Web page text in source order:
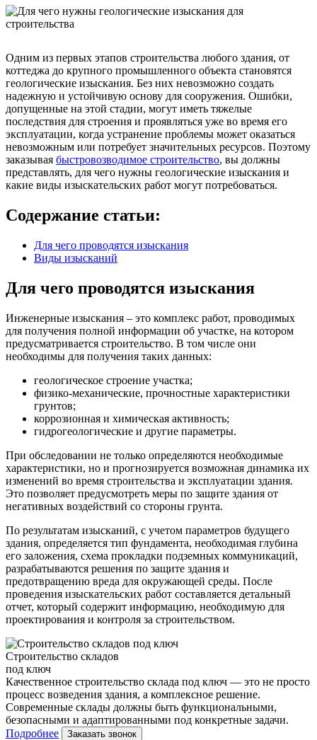
Одним из первых этапов строительства любого здания, от
коттеджа до крупного промышленного объекта становятся
геологические изыскания. Без них невозможно создать
надежную и устойчивую основу для сооружения. Ошибки,
допущенные на этой стадии, могут иметь тяжелые
последствия для строения и проявляться уже во время его
эксплуатации, когда устранение проблемы может оказаться
невозможным или потребует значительных ресурсов. Поэтому
заказывая быстровозводимое строительство, вы должны
представлять, для чего нужны геологические изыскания и
какие виды изыскательских работ могут потребоваться.
Содержание статьи:
Для чего проводятся изыскания
Виды изысканий
Для чего проводятся изыскания
Инженерные изыскания – это комплекс работ, проводимых
для получения полной информации об участке, на котором
предусматривается строительство. В том числе они
необходимы для получения таких данных:
геологическое строение участка;
физико-механические, прочностные характеристики
грунтов;
коррозионная и химическая активность;
гидрогеологические и другие параметры.
При обследовании не только определяются необходимые
характеристики, но и прогнозируется возможная динамика их
изменений во время строительства и эксплуатации здания.
Это позволяет предусмотреть меры по защите здания от
негативных воздействий со стороны грунта.
По результатам изысканий, с учетом параметров будущего
здания, определяется тип фундамента, необходимая глубина
его заложения, схема прокладки подземных коммуникаций,
разрабатываются решения по защите здания и
предотвращению вреда для окружающей среды. После
проведения изыскательских работ составляется детальный
отчет, который содержит информацию, необходимую для
проектирования и контроля за строительством.
Строительство складов
под ключ
Качественное строительство склада под ключ — это не просто
процесс возведения здания, а комплексное решение.
Современные склады должны быть функциональными,
безопасными и адаптированными под конкретные задачи.
Подробнее
Заказать звонок